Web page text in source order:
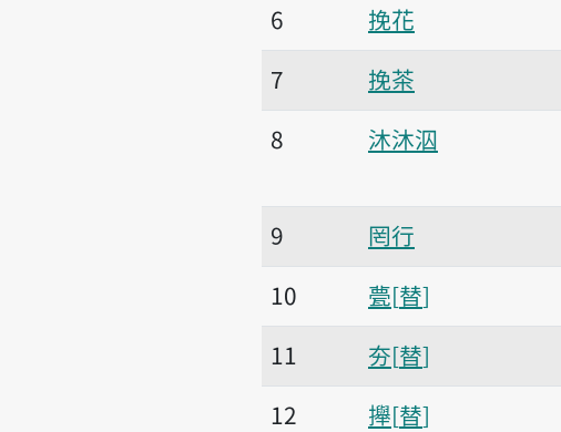
6
挽花
7
挽茶
8
沐沐泅
9
罔行
10
甍 替
11
夯 替
12
攑 替